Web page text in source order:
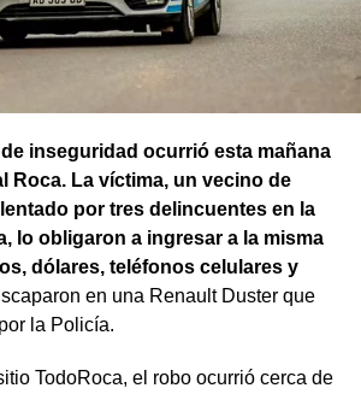
inseguridad ocurrió esta mañana
Roca. La víctima, un vecino de
por tres delincuentes en la
lo obligaron a ingresar a la misma
dólares, teléfonos celulares y
en una Renault Duster que
la Policía.
TodoRoca, el robo ocurrió cerca de